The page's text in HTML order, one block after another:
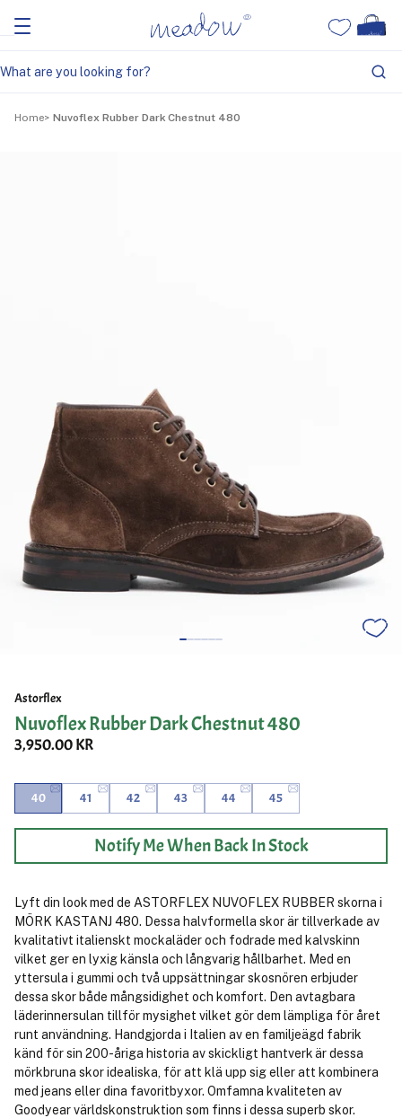
Home Nuvoflex Rubber Dark Chestnut 480
Astorflex
Nuvoflex Rubber Dark Chestnut 480
3,950.00 KR
40 41 42 43 44 45
Notify Me When Back In Stock
Lyft din look med de ASTORFLEX NUVOFLEX RUBBER skorna i
MÖRK KASTANJ 480. Dessa halvformella skor är tillverkade av
kvalitativt italienskt mockaläder och fodrade med kalvskinn
vilket ger en lyxig känsla och långvarig hållbarhet. Med en
yttersula i gummi och två uppsättningar skosnören erbjuder
dessa skor både mångsidighet och komfort. Den avtagbara
läderinnersulan tillför mysighet vilket gör dem lämpliga för året
runt användning. Handgjorda i Italien av en familjeägd fabrik
känd för sin 200-åriga historia av skickligt hantverk är dessa
mörkbruna skor idealiska, för att klä upp sig eller att kombinera
med jeans eller dina favoritbyxor. Omfamna kvaliteten av
Goodyear världskonstruktion som finns i dessa superb skor.